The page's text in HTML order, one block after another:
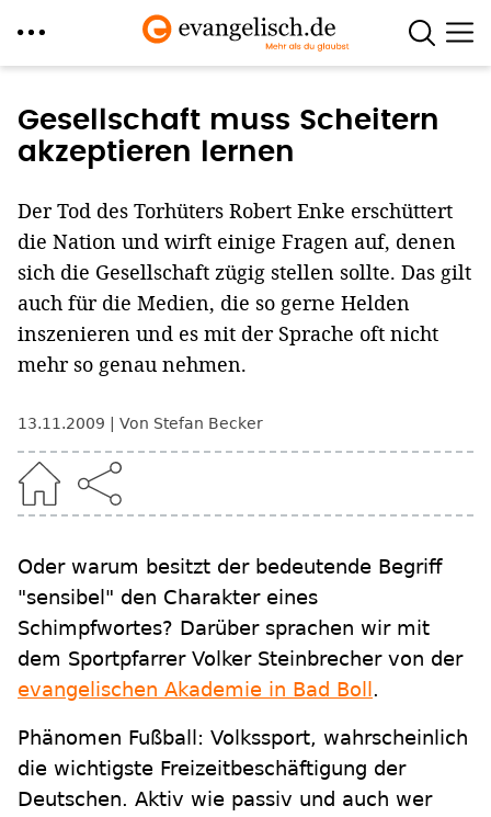
zum
Inhalt
Gesellschaft muss Scheitern
akzeptieren lernen
Der Tod des Torhüters Robert Enke erschüttert
die Nation und wirft einige Fragen auf, denen
sich die Gesellschaft zügig stellen sollte. Das gilt
auch für die Medien, die so gerne Helden
inszenieren und es mit der Sprache oft nicht
mehr so genau nehmen.
13.11.2009 Von Stefan Becker
Oder warum besitzt der bedeutende Begriff
"sensibel" den Charakter eines
Schimpfwortes? Darüber sprachen wir mit
dem Sportpfarrer Volker Steinbrecher von der
evangelischen Akademie in Bad Boll .
Phänomen Fußball: Volkssport, wahrscheinlich
die wichtigste Freizeitbeschäftigung der
Deutschen. Aktiv wie passiv und auch wer